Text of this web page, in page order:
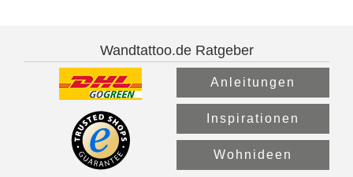
Wandtattoo.de Ratgeber
Anleitungen
Inspirationen
Wohnideen